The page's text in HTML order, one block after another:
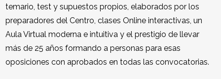
temario, test y supuestos propios, elaborados por los
preparadores del Centro, clases Online interactivas, un
Aula Virtual moderna e intuitiva y el prestigio de llevar
más de 25 años formando a personas para esas
oposiciones con aprobados en todas las convocatorias.